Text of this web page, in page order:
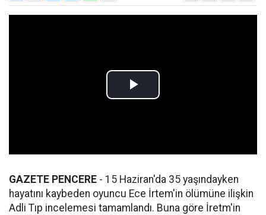
GAZETE PENCERE - 15 Haziran'da 35 yaşındayken
hayatını kaybeden oyuncu Ece İrtem'in ölümüne ilişkin
Adli Tıp incelemesi tamamlandı. Buna göre İretm'in